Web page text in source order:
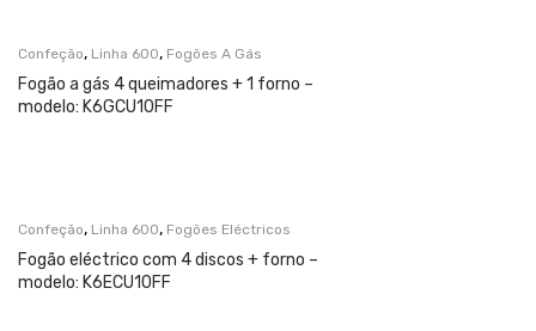
Confeção, Linha 600, Fogões A Gás
Fogão a gás 4 queimadores + 1 forno –
modelo: K6GCU10FF
Confeção, Linha 600, Fogões Eléctricos
Fogão eléctrico com 4 discos + forno –
modelo: K6ECU10FF